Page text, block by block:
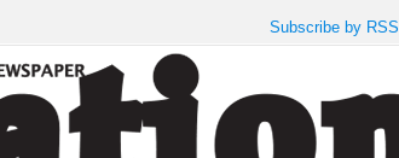
Subscribe by RSS